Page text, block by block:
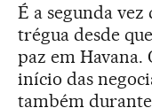
É a segunda vez
trégua desde
paz em
início das
também